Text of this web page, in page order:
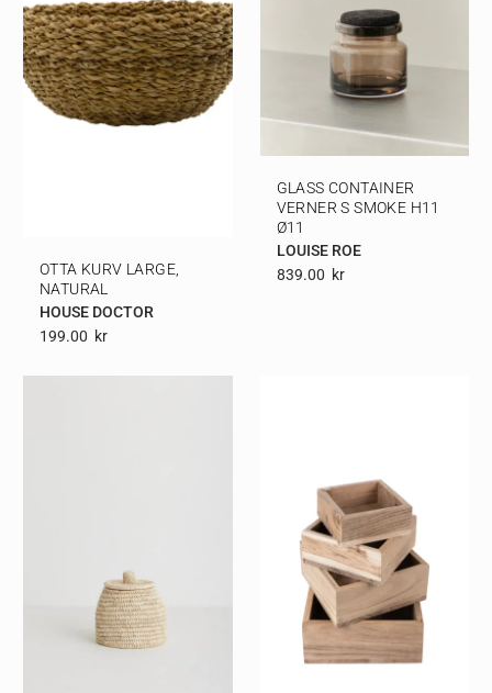
OTTA KURV LARGE,
NATURAL
HOUSE DOCTOR
199.00 Kr
GLASS CONTAINER
VERNER S SMOKE H11
Ø11
LOUISE ROE
839.00 Kr